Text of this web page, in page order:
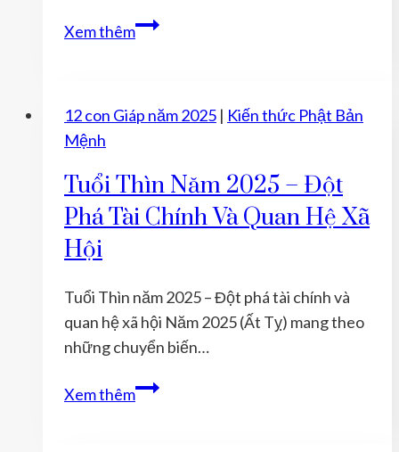
Xem thêmTuổi
–
hoa
trong
sự
trọng
sức
khỏe
12 con Giáp năm 2025 | Kiến thức Phật Bản
Mệnh
Tuổi Thìn Năm 2025 – Đột
Phá Tài Chính Và Quan Hệ Xã
Hội
Tuổi Thìn năm 2025 – Đột phá tài chính và
quan hệ xã hội Năm 2025 (Ất Tỵ) mang theo
những chuyển biến…
Xem thêmTuổi